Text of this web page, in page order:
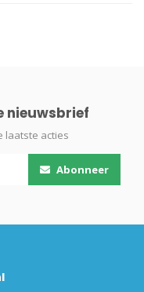
nieuwsbrief
laatste acties
Abonneer